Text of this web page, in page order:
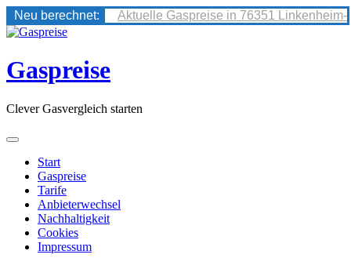
Neu berechnet:
Aktuelle Gaspreise in 76351 Linkenheim-
Skip
content
Gaspreise
Clever Gasvergleich starten
Start
Gaspreise
Tarife
Anbieterwechsel
Nachhaltigkeit
Cookies
Impressum